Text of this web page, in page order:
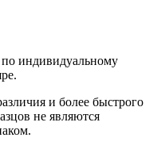
индивидуальному
и более быстрого
не являются